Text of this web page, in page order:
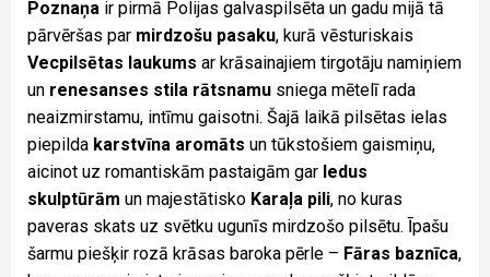
Poznaņa ir pirmā Polijas galvaspilsēta un gadu mijā tā
pārvēršas par mirdzošu pasaku, kurā vēsturiskais
Vecpilsētas laukums ar krāsainajiem tirgotāju namiņiem
un renesanses stila rātsnamu sniega mētelī rada
neaizmirstamu, intīmu gaisotni. Šajā laikā pilsētas ielas
piepilda karstvīna aromāts un tūkstošiem gaismiņu,
aicinot uz romantiskām pastaigām gar ledus
skulptūrām un majestātisko Karaļa pili, no kuras
paveras skats uz svētku ugunīs mirdzošo pilsētu. Īpašu
šarmu piešķir rozā krāsas baroka pērle – Fāras baznīca,